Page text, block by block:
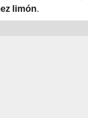
limón.